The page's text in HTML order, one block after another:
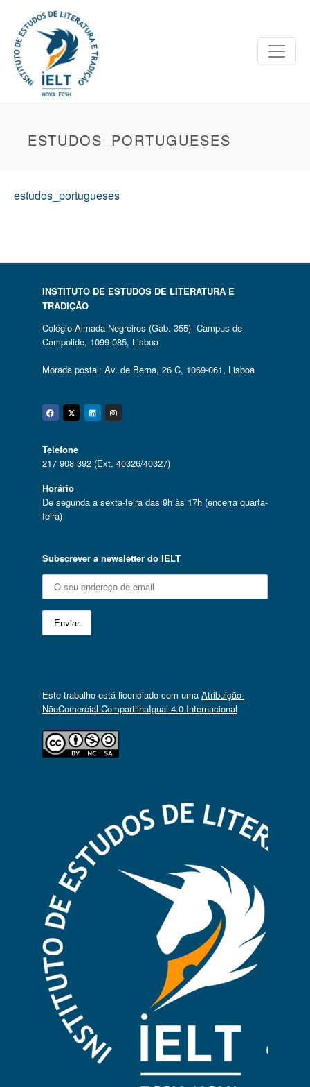
ESTUDOS_PORTUGUESES
estudos_portugueses
INSTITUTO DE ESTUDOS DE LITERATURA E
TRADIÇÃO
Colégio Almada Negreiros (Gab. 355) Campus de
Campolide, 1099-085, Lisboa
Morada postal: Av. de Berna, 26 C, 1069-061, Lisboa
Facebook
Twitter
Linkedin
Instagram
Telefone
217 908 392 (Ext. 40326/40327)
Horário
De segunda a sexta-feira das 9h às 17h (encerra quarta-
feira)
Subscrever a newsletter do IELT
Este trabalho está licenciado com uma Atribuição-
NãoComercial-CompartilhaIgual 4.0 Internacional